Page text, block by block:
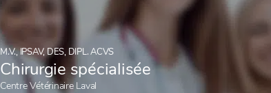
M.V., IPSAV, DES, DIPL. ACVS
Chirurgie spécialisée
Centre Vétérinaire Laval